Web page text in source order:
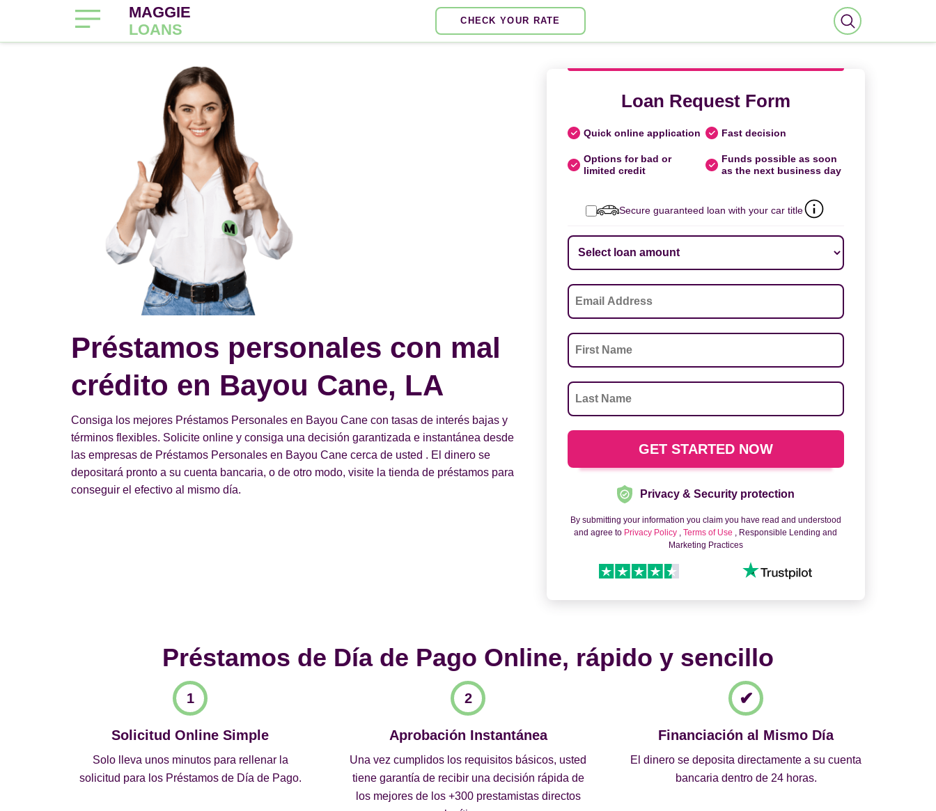
MAGGIE
LOANS
CHECK YOUR RATE
Préstamos personales con mal
crédito en Bayou Cane, LA
Consiga los mejores Préstamos Personales en Bayou Cane con tasas de interés bajas y
términos flexibles. Solicite online y consiga una decisión garantizada e instantánea desde
las empresas de Préstamos Personales en Bayou Cane cerca de usted . El dinero se
depositará pronto a su cuenta bancaria, o de otro modo, visite la tienda de préstamos para
conseguir el efectivo al mismo día.
Loan Request Form
Quick online application Fast decision
Options for bad or
limited credit
Funds possible as soon
as the next business day
Secure guaranteed loan with your car title
Privacy & Security protection
By submitting your information you claim you have read and understood
and agree to Privacy Policy ,Terms of Use , Responsible Lending and
Marketing Practices
Préstamos de Día de Pago Online, rápido y sencillo
Solicitud Online Simple
Solo lleva unos minutos para rellenar la
solicitud para los Préstamos de Día de Pago.
Aprobación Instantánea
Una vez cumplidos los requisitos básicos, usted
tiene garantía de recibir una decisión rápida de
los mejores de los +300 prestamistas directos
Financiación al Mismo Día
El dinero se deposita directamente a su cuenta
bancaria dentro de 24 horas.